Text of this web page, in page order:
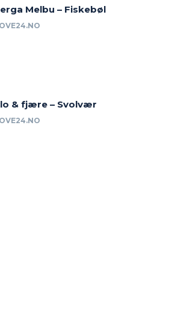
Melbu – Fiskebøl
& fjære – Svolvær